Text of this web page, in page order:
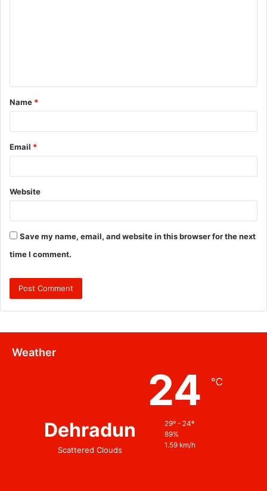
t
*
Name *
Email *
Website
Save my name, email, and website in this browser for the next
time I comment.
Weather
Dehradun
Scattered Clouds
24 ℃
29º - 24º
89%
1.59 km/h